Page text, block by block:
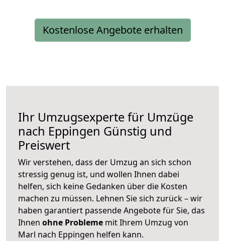
Kostenlose Angebote erhalten
Ihr Umzugsexperte für Umzüge
nach Eppingen Günstig und
Preiswert
Wir verstehen, dass der Umzug an sich schon
stressig genug ist, und wollen Ihnen dabei
helfen, sich keine Gedanken über die Kosten
machen zu müssen. Lehnen Sie sich zurück – wir
haben garantiert passende Angebote für Sie, das
Ihnen ohne Probleme mit Ihrem Umzug von
Marl nach Eppingen helfen kann.